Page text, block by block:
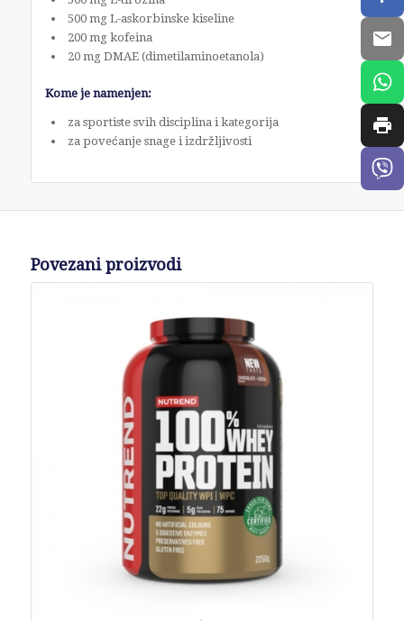
500 mg L-askorbinske kiseline
200 mg kofeina
20 mg DMAE (dimetilaminoetanola)
Kome je namenjen:
za sportiste svih disciplina i kategorija
za povećanje snage i izdržljivosti
Povezani proizvodi